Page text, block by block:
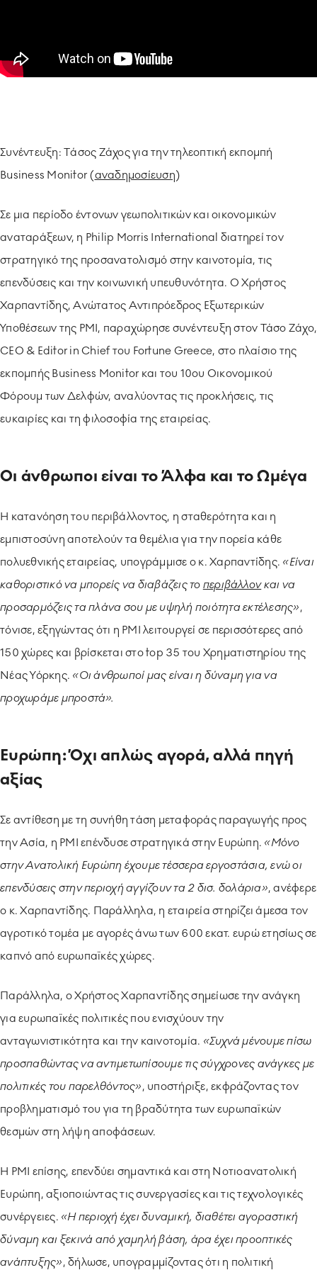
ΕΡΓΑZOMΕΝΟΙ & ΣΥΝΕΡΓΑΤΕΣ
Συνέντευξη: Tάσος Ζάχος για την τηλεοπτική εκπομπή
Business Monitor (αναδημοσίευση)
Σε μια περίοδο έντονων γεωπολιτικών και οικονομικών
αναταράξεων, η Philip Morris International διατηρεί τον
στρατηγικό της προσανατολισμό στην καινοτομία, τις
επενδύσεις και την κοινωνική υπευθυνότητα. Ο Χρήστος
Χαρπαντίδης, Ανώτατος Αντιπρόεδρος Εξωτερικών
Υποθέσεων της PMI, παραχώρησε συνέντευξη στον Τάσο Ζάχο,
CEO & Editor in Chief του Fortune Greece, στο πλαίσιο της
εκπομπής Business Monitor και του 10ου Οικονομικού
Φόρουμ των Δελφών, αναλύοντας τις προκλήσεις, τις
ευκαιρίες και τη φιλοσοφία της εταιρείας.
Οι άνθρωποι είναι το Άλφα και το Ωμέγα
Η κατανόηση του περιβάλλοντος, η σταθερότητα και η
εμπιστοσύνη αποτελούν τα θεμέλια για την πορεία κάθε
πολυεθνικής εταιρείας, υπογράμμισε ο κ. Χαρπαντίδης. «Είναι
καθοριστικό να μπορείς να διαβάζεις το περιβάλλονκαι να
προσαρμόζεις τα πλάνα σου με υψηλή ποιότητα εκτέλεσης»,
τόνισε, εξηγώντας ότι η PMI λειτουργεί σε περισσότερες από
150 χώρες και βρίσκεται στο top 35 του Χρηματιστηρίου της
Νέας Υόρκης. «Οι άνθρωποί μας είναι η δύναμη για να
προχωράμε μπροστά».
Ευρώπη: Όχι απλώς αγορά, αλλά πηγή
αξίας
Σε αντίθεση με τη συνήθη τάση μεταφοράς παραγωγής προς
την Ασία, η PMI επένδυσε στρατηγικά στην Ευρώπη. «Μόνο
στην Ανατολική Ευρώπη έχουμε τέσσερα εργοστάσια, ενώ οι
επενδύσεις στην περιοχή αγγίζουν τα 2 δισ. δολάρια», ανέφερε
ο κ. Χαρπαντίδης. Παράλληλα, η εταιρεία στηρίζει άμεσα τον
αγροτικό τομέα με αγορές άνω των 600 εκατ. ευρώ ετησίως σε
καπνό από ευρωπαϊκές χώρες.
Παράλληλα, ο Χρήστος Χαρπαντίδης σημείωσε την ανάγκη
για ευρωπαϊκές πολιτικές που ενισχύουν την
ανταγωνιστικότητα και την καινοτομία. «Συχνά μένουμε πίσω
προσπαθώντας να αντιμετωπίσουμε τις σύγχρονες ανάγκες με
πολιτικές του παρελθόντος», υποστήριξε, εκφράζοντας τον
προβληματισμό του για τη βραδύτητα των ευρωπαϊκών
θεσμών στη λήψη αποφάσεων.
Η PMI επίσης, επενδύει σημαντικά και στη Νοτιοανατολική
Ευρώπη, αξιοποιώντας τις συνεργασίες και τις τεχνολογικές
συνέργειες. «Η περιοχή έχει δυναμική, διαθέτει αγοραστική
δύναμη και ξεκινά από χαμηλή βάση, άρα έχει προοπτικές
ανάπτυξης», δήλωσε, υπογραμμίζοντας ότι η πολιτική